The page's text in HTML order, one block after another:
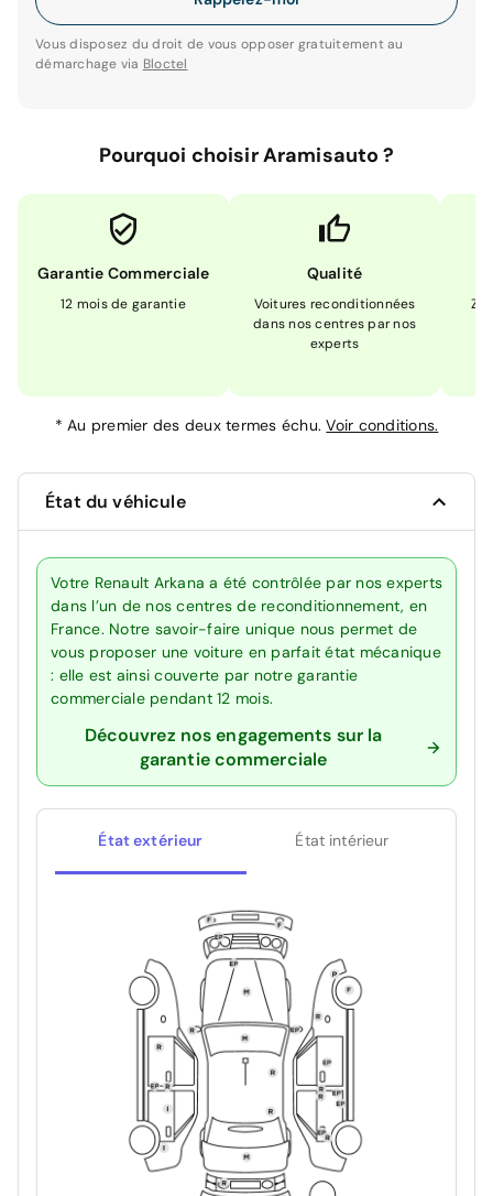
Vous disposez du droit de vous opposer gratuitement au
démarchage via Bloctel
Pourquoi choisir Aramisauto ?
Garantie Commerciale
12 mois de garantie
Qualité
Voitures reconditionnées
dans nos centres par nos
experts
*Au premier des deux termes échu.Voir conditions.
État du véhicule
Votre Renault Arkana a été contrôlée par nos experts
dans l’un de nos centres de reconditionnement, en
France. Notre savoir-faire unique nous permet de
vous proposer une voiture en parfait état mécanique
: elle est ainsi couverte par notre garantie
commerciale pendant 12 mois.
Découvrez nos engagements sur la
garantie commerciale
État extérieur État intérieur